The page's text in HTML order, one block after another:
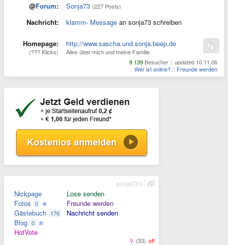
@Forum: Sonja73 (227 Posts)
Nachricht: klamm- Message an sonja73 schreiben
Homepage:
(??? Klicks)
http://www.sascha.und.sonja.beep.de
Alles über mich und meine Familie
9.139 Besucher :: updated 10.11.06
Wer ist online? :: Freunde werden
Nickpage
Fotos 0
Gästebuch 176
Blog 0
HotVote
Lose senden
Freunde werden
Nachricht senden
(53) off
sonja73's